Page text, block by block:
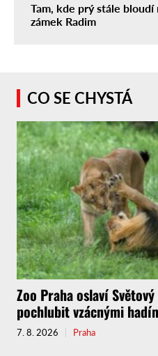
Tam, kde prý stále
zámek Radim
CO SE CHYSTÁ
Zoo Praha oslaví
pochlubit vzácnými
7. 8. 2026 Praha